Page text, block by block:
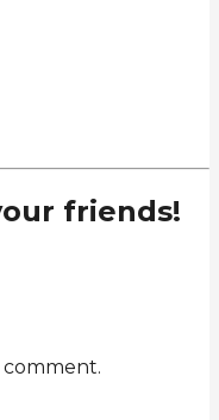
friends!